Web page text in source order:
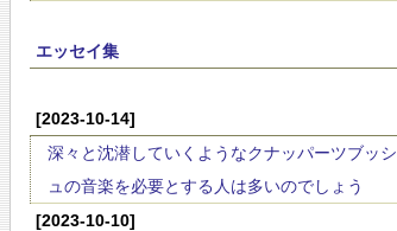
エッセイ集
[2023-10-14]
深々と沈潜していくようなクナッパーツブッシ
ュの音楽を必要とする人は多いのでしょう
[2023-10-10]